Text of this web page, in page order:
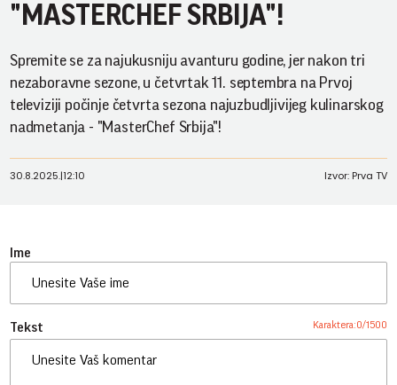
"MASTERCHEF SRBIJA"!
Spremite se za najukusniju avanturu godine, jer nakon tri
nezaboravne sezone, u četvrtak 11. septembra na Prvoj
televiziji počinje četvrta sezona najuzbudljivijeg kulinarskog
nadmetanja - "MasterChef Srbija"!
30.8.2025.|12:10 Izvor: Prva TV
Ime
Tekst Karaktera:0/1500